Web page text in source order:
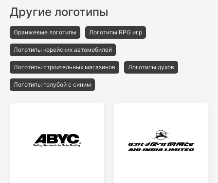
Другие логотипы
Оранжевые логотипы Логотипы RPG игр
Логотипы корейских автомобилей
Логотипы строительных магазинов Логотипы духов
Логотипы голубой с синим